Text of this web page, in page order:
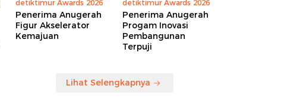
detiktimur Awards 2026
Penerima Anugerah
Figur Akselerator
Kemajuan
detiktimur Awards 2026
Penerima Anugerah
Progam Inovasi
Pembangunan
Terpuji
Lihat Selengkapnya